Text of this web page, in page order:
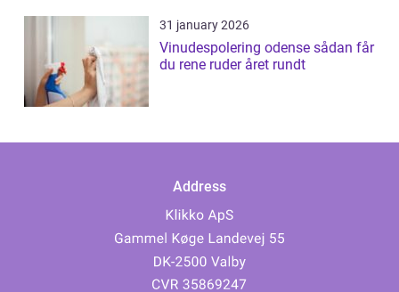
31 january 2026
Vinudespolering odense sådan får
du rene ruder året rundt
Address